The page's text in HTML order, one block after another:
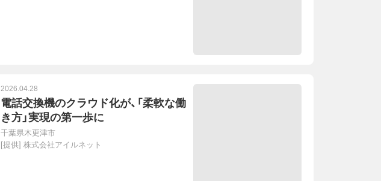
2026.04.28
電話交換機のクラウド化が、「柔軟な働
き方」実現の第一歩に
千葉県木更津市
[提供] 株式会社アイルネット